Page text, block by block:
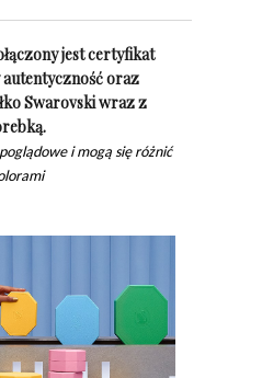
jest certyfikat
oraz
Swarovski wraz z
i mogą się różnić